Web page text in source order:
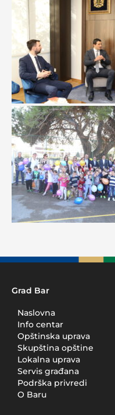
Grad Bar
Naslovna
Info centar
Opštinska uprava
Skupština opštine
Lokalna uprava
Servis građana
Podrška privredi
O Baru